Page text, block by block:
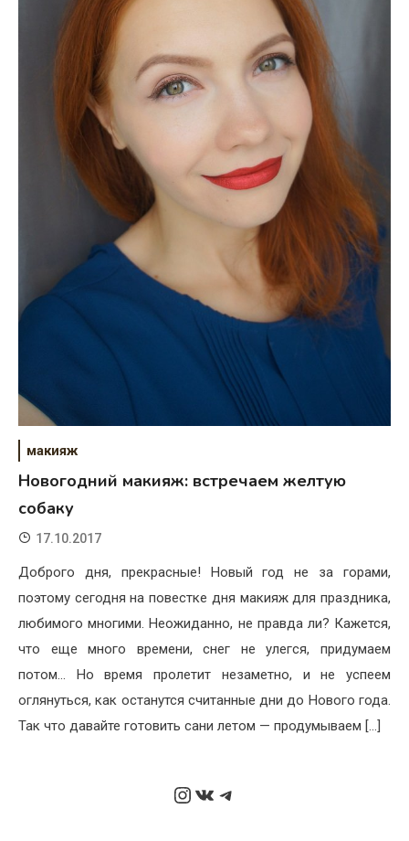
макияж
Новогодний макияж: встречаем желтую
собаку
17.10.2017
Доброго дня, прекрасные! Новый год не за горами,
поэтому сегодня на повестке дня макияж для праздника,
любимого многими. Неожиданно, не правда ли? Кажется,
что еще много времени, снег не улегся, придумаем
потом… Но время пролетит незаметно, и не успеем
оглянуться, как останутся считанные дни до Нового года.
Так что давайте готовить сани летом — продумываем […]
Instagram
ВКонтакте
Telegram